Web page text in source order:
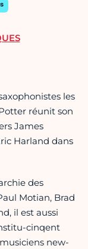
les
réunit son
James
Harland dans
des
Motian, Brad
il est aussi
cinqent
new-